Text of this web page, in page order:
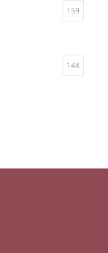
159
148